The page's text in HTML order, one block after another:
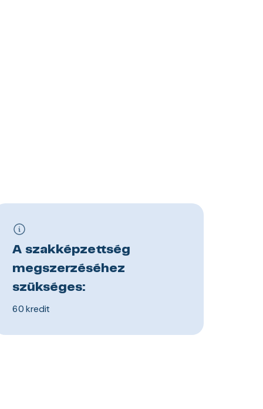
A szakképzettség
megszerzéséhez
szükséges:
60 kredit